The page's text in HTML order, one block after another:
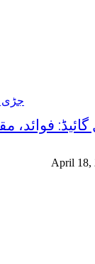
جڑی
فوائد،
April 18,